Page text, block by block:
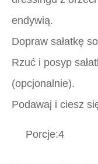
endywią.
Dopraw sałatkę
Rzuć i posyp
(opcjonalnie).
Podawaj i ciesz
Porcje:4